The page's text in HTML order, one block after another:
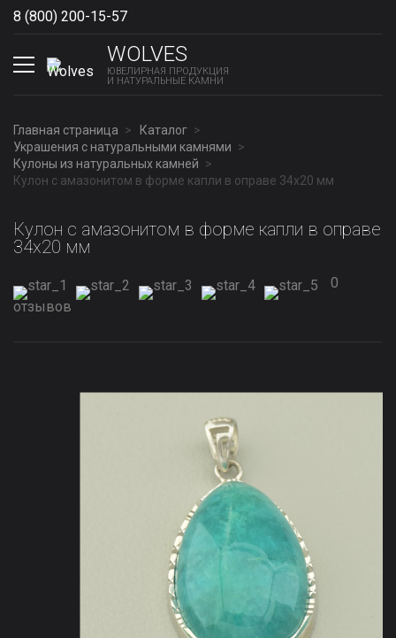
8 (800) 200-15-57
WOLVES
ЮВЕЛИРНАЯ ПРОДУКЦИЯ
И НАТУРАЛЬНЫЕ КАМНИ
Главная страница
Каталог
Украшения с натуральными камнями
Кулоны из натуральных камней
Кулон с амазонитом в форме капли в оправе 34x20 мм
Кулон с амазонитом в форме капли в оправе
34x20 мм
0
отзывов